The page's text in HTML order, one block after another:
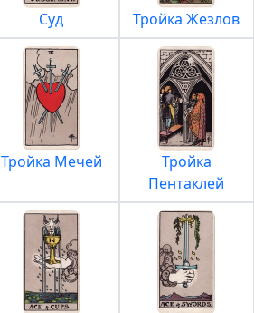
Суд Тройка Жезлов
Тройка Мечей
Тройка
Пентаклей